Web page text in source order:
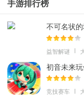
手游排行榜
不可名状
益智解谜
初音未来
竞技赛车